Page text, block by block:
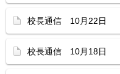
校長通信 10月22日
校長通信 10月18日